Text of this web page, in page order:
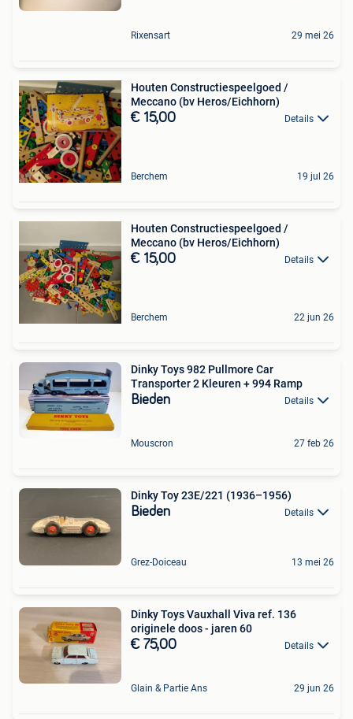
Rixensart 29 mei 26
Houten Constructiespeelgoed /
Meccano (bv Heros/Eichhorn)
€ 15,00 Details
Berchem 19 jul 26
Houten Constructiespeelgoed /
Meccano (bv Heros/Eichhorn)
€ 15,00 Details
Berchem 22 jun 26
Dinky Toys 982 Pullmore Car
Transporter 2 Kleuren + 994 Ramp
Bieden Details
Mouscron 27 feb 26
Dinky Toy 23E/221 (1936–1956)
Bieden Details
Grez-Doiceau 13 mei 26
Dinky Toys Vauxhall Viva ref. 136
originele doos - jaren 60
€ 75,00 Details
Glain & Partie Ans 29 jun 26